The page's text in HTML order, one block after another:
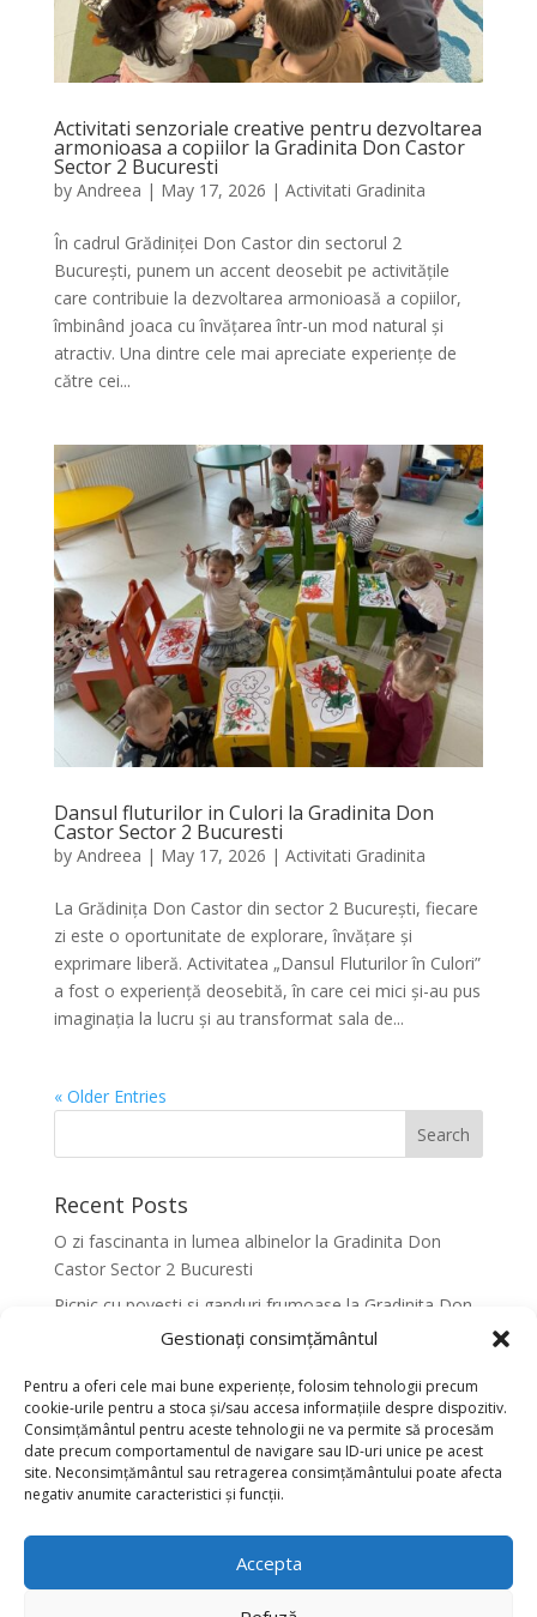
Gestionați consimțământul
Pentru a oferi cele mai bune experiențe, folosim tehnologii precum
cookie-urile pentru a stoca și/sau accesa informațiile despre dispozitiv.
Consimțământul pentru aceste tehnologii ne va permite să procesăm
date precum comportamentul de navigare sau ID-uri unice pe acest
site. Neconsimțământul sau retragerea consimțământului poate afecta
negativ anumite caracteristici și funcții.
Accepta
Activitati senzoriale creative pentru dezvoltarea
armonioasa a copiilor la Gradinita Don Castor
Sector 2 Bucuresti
by Andreea | May 17, 2026 | Activitati Gradinita
În cadrul Grădiniței Don Castor din sectorul 2
București, punem un accent deosebit pe activitățile
care contribuie la dezvoltarea armonioasă a copiilor,
îmbinând joaca cu învățarea într-un mod natural și
atractiv. Una dintre cele mai apreciate experiențe de
către cei...
Dansul fluturilor in Culori la Gradinita Don
Castor Sector 2 Bucuresti
by Andreea | May 17, 2026 | Activitati Gradinita
La Grădinița Don Castor din sector 2 București, fiecare
zi este o oportunitate de explorare, învățare și
exprimare liberă. Activitatea „Dansul Fluturilor în Culori”
a fost o experiență deosebită, în care cei mici și-au pus
imaginația la lucru și au transformat sala de...
« Older Entries
Recent Posts
O zi fascinanta in lumea albinelor la Gradinita Don
Castor Sector 2 Bucuresti
Picnic cu povesti si ganduri frumoase la Gradinita Don
Castor Sector 2 Bucuresti
Bucuresti
Activitati senzoriale creative pentru dezvoltarea
armonioasa a copiilor la Gradinita Don Castor Sector 2
Bucuresti
Recent Comments